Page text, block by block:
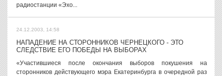
радиостанции «Эхо...
24.12.2003, 14:58
НАПАДЕНИЕ НА СТОРОННИКОВ ЧЕРНЕЦКОГО - ЭТО
СЛЕДСТВИЕ ЕГО ПОБЕДЫ НА ВЫБОРАХ
«Участившиеся после окончания выборов покушения на
сторонников действующего мэра Екатеринбурга в очередной раз